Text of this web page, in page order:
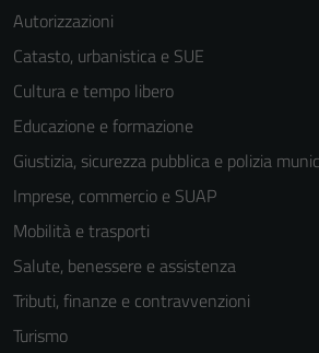
Autorizzazioni
Catasto, urbanistica e SUE
Cultura e tempo libero
Educazione e formazione
Giustizia, sicurezza pubblica e polizia
Imprese, commercio e SUAP
Mobilità e trasporti
Salute, benessere e assistenza
Tributi, finanze e contravvenzioni
Turismo